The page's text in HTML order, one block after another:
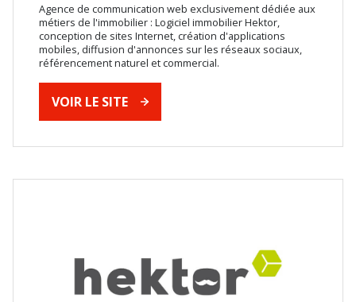
Agence de communication web exclusivement dédiée aux
métiers de l'immobilier : Logiciel immobilier Hektor,
conception de sites Internet, création d'applications
mobiles, diffusion d'annonces sur les réseaux sociaux,
référencement naturel et commercial.
VOIR LE SITE